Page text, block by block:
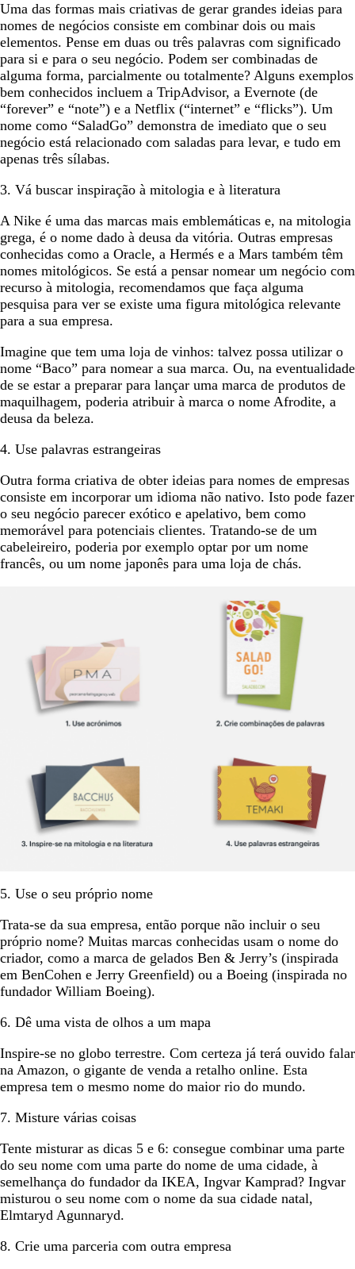
Uma das formas mais criativas de gerar grandes ideias para
nomes de negócios consiste em combinar dois ou mais
elementos. Pense em duas ou três palavras com significado
para si e para o seu negócio. Podem ser combinadas de
alguma forma, parcialmente ou totalmente? Alguns exemplos
bem conhecidos incluem a TripAdvisor, a Evernote (de
“forever” e “note”) e a Netflix (“internet” e “flicks”). Um
nome como “SaladGo” demonstra de imediato que o seu
negócio está relacionado com saladas para levar, e tudo em
apenas três sílabas.
3. Vá buscar inspiração à mitologia e à literatura
A Nike é uma das marcas mais emblemáticas e, na mitologia
grega, é o nome dado à deusa da vitória. Outras empresas
conhecidas como a Oracle, a Hermés e a Mars também têm
nomes mitológicos. Se está a pensar nomear um negócio com
recurso à mitologia, recomendamos que faça alguma
pesquisa para ver se existe uma figura mitológica relevante
para a sua empresa.
Imagine que tem uma loja de vinhos: talvez possa utilizar o
nome “Baco” para nomear a sua marca. Ou, na eventualidade
de se estar a preparar para lançar uma marca de produtos de
maquilhagem, poderia atribuir à marca o nome Afrodite, a
deusa da beleza.
4. Use palavras estrangeiras
Outra forma criativa de obter ideias para nomes de empresas
consiste em incorporar um idioma não nativo. Isto pode fazer
o seu negócio parecer exótico e apelativo, bem como
memorável para potenciais clientes. Tratando-se de um
cabeleireiro, poderia por exemplo optar por um nome
francês, ou um nome japonês para uma loja de chás.
5. Use o seu próprio nome
Trata-se da sua empresa, então porque não incluir o seu
próprio nome? Muitas marcas conhecidas usam o nome do
criador, como a marca de gelados Ben & Jerry’s (inspirada
em BenCohen e Jerry Greenfield) ou a Boeing (inspirada no
fundador William Boeing).
6. Dê uma vista de olhos a um mapa
Inspire-se no globo terrestre. Com certeza já terá ouvido falar
na Amazon, o gigante de venda a retalho online. Esta
empresa tem o mesmo nome do maior rio do mundo.
7. Misture várias coisas
Tente misturar as dicas 5 e 6: consegue combinar uma parte
do seu nome com uma parte do nome de uma cidade, à
semelhança do fundador da IKEA, Ingvar Kamprad? Ingvar
misturou o seu nome com o nome da sua cidade natal,
Elmtaryd Agunnaryd.
8. Crie uma parceria com outra empresa